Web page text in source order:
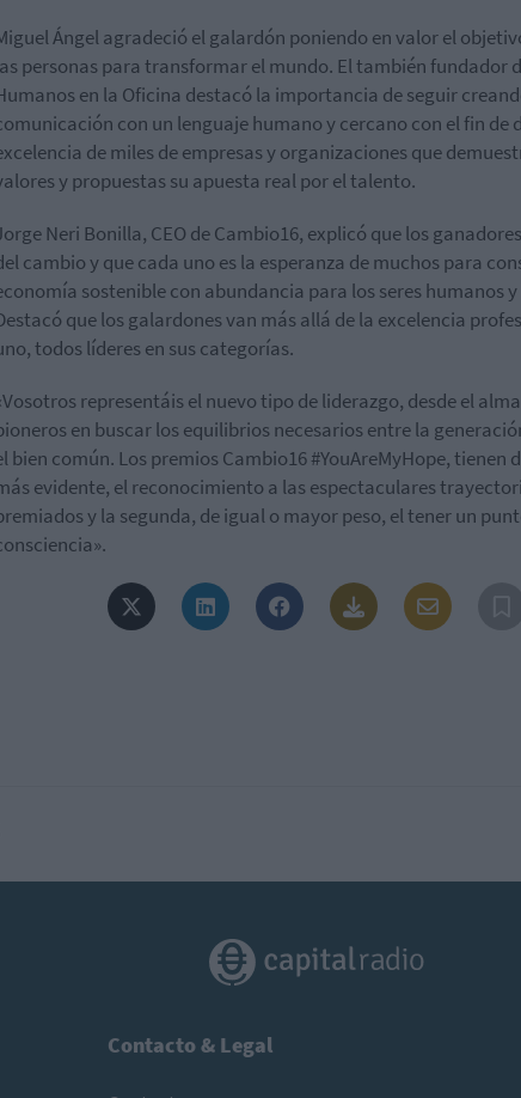
Ángel agradeció el galardón poniendo en valor el
personas para transformar el mundo. El también fundador
en la Oficina destacó la importancia de seguir
con un lenguaje humano y cercano con el fin de
de miles de empresas y organizaciones que
y propuestas su apuesta real por el talento.
Neri Bonilla, CEO de Cambio16, explicó que los
cambio y que cada uno es la esperanza de muchos para
sostenible con abundancia para los seres humanos
que los galardones van más allá de la excelencia
todos líderes en sus categorías.
representáis el nuevo tipo de liderazgo, desde el
en buscar los equilibrios necesarios entre la
bien común. Los premios Cambio16 #YouAreMyHope, tienen
evidente, el reconocimiento a las espectaculares
y la segunda, de igual o mayor peso, el tener un
Contacto & Legal